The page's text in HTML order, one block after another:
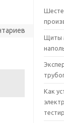
Щиты
Как